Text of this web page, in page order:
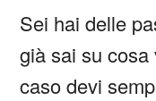
Sei hai delle
già sai su
caso devi